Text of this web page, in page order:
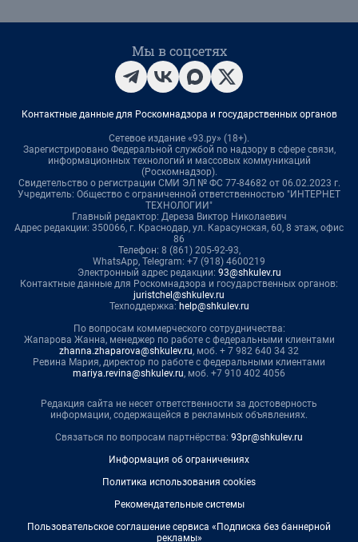
Мы в соцсетях
Контактные данные для Роскомнадзора и государственных органов
Сетевое издание «93.ру» (18+).
Зарегистрировано Федеральной службой по надзору в сфере связи,
информационных технологий и массовых коммуникаций
(Роскомнадзор).
Свидетельство о регистрации СМИ ЭЛ № ФС 77-84682 от 06.02.2023 г.
Учредитель: Общество с ограниченной ответственностью "ИНТЕРНЕТ
ТЕХНОЛОГИИ"
Главный редактор: Дереза Виктор Николаевич
Адрес редакции: 350066, г. Краснодар, ул. Карасунская, 60, 8 этаж, офис
86
Телефон: 8 (861) 205-92-93,
WhatsApp, Telegram: +7 (918) 4600219
Электронный адрес редакции: 93@shkulev.ru
Контактные данные для Роскомнадзора и государственных органов:
juristchel@shkulev.ru
Техподдержка: help@shkulev.ru
По вопросам коммерческого сотрудничества:
Жапарова Жанна, менеджер по работе с федеральными клиентами
zhanna.zhaparova@shkulev.ru, моб. + 7 982 640 34 32
Ревина Мария, директор по работе с федеральными клиентами
mariya.revina@shkulev.ru, моб. +7 910 402 4056
Редакция сайта не несет ответственности за достоверность
информации, содержащейся в рекламных объявлениях.
Связаться по вопросам партнёрства: 93pr@shkulev.ru
Информация об ограничениях
Политика использования cookies
Рекомендательные системы
Пользовательское соглашение сервиса «Подписка без баннерной
рекламы»